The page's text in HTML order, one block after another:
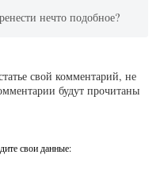
нечто подобное?
свой комментарий, не
будут прочитаны
свои данные: